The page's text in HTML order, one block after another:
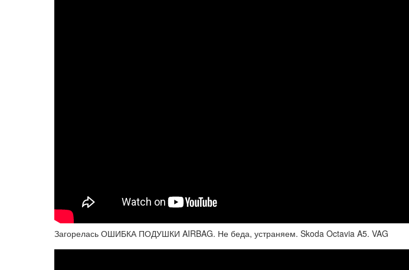
Загорелась ОШИБКА ПОДУШКИ AIRBAG. Не беда, устраняем. Skoda Octavia A5. VAG